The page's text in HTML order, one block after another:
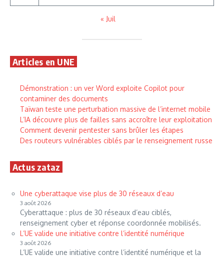
« Juil
Articles en UNE
Démonstration : un ver Word exploite Copilot pour
contaminer des documents
Taïwan teste une perturbation massive de l’internet mobile
L’IA découvre plus de failles sans accroître leur exploitation
Comment devenir pentester sans brûler les étapes
Des routeurs vulnérables ciblés par le renseignement russe
Actus zataz
Une cyberattaque vise plus de 30 réseaux d’eau
3 août 2026
Cyberattaque : plus de 30 réseaux d’eau ciblés,
renseignement cyber et réponse coordonnée mobilisés.
L’UE valide une initiative contre l’identité numérique
3 août 2026
L’UE valide une initiative contre l’identité numérique et la